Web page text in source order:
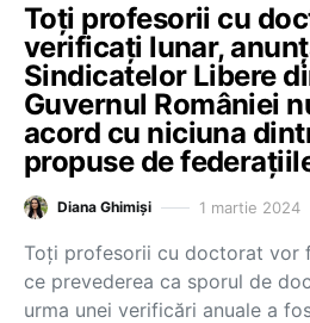
Toți profesorii cu
verificați lunar,
Sindicatelor Libere
Guvernul României
acord cu niciuna
propuse de
Diana Ghimiși 1 martie 2024
Toți profesorii cu doctorat vor
ce prevederea ca sporul de
urma unei verificări anuale a